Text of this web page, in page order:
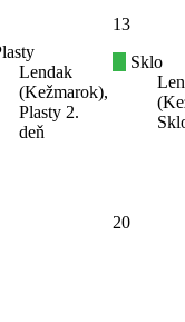
Lendak
(Kežmarok),
Plasty 2.
deň
13
Sklo
20